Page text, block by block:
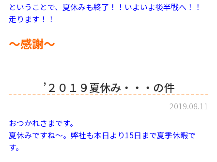
ということで、夏休みも終了！！いよいよ後半戦へ！！
走ります！！
～感謝～
’２０１９夏休み・・・の件
2019.08.11
おつかれさまです。
夏休みですね～。弊社も本日より15日まで夏季休暇で
す。